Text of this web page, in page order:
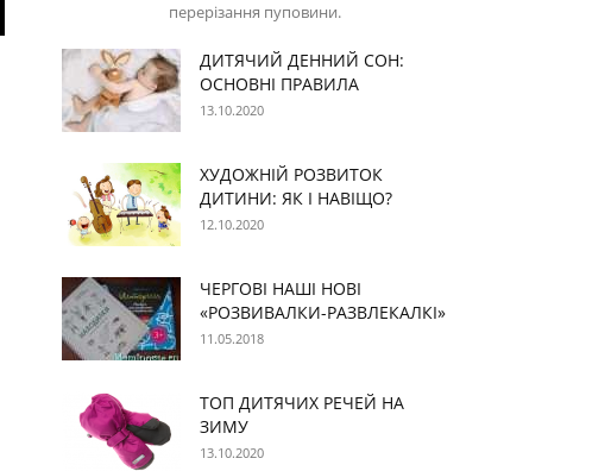
перерізання пуповини.
ДИТЯЧИЙ ДЕННИЙ СОН:
ОСНОВНІ ПРАВИЛА
13.10.2020
ХУДОЖНІЙ РОЗВИТОК
ДИТИНИ: ЯК І НАВІЩО?
12.10.2020
ЧЕРГОВІ НАШІ НОВІ
«РОЗВИВАЛКИ-РАЗВЛЕКАЛКІ»
11.05.2018
ТОП ДИТЯЧИХ РЕЧЕЙ НА
ЗИМУ
13.10.2020